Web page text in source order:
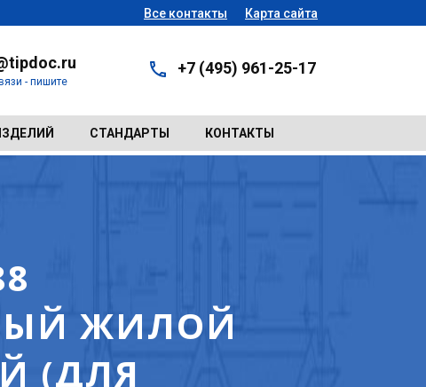
Все контакты Карта сайта
- пишите
+7 (495) 961-25-17
СТАНДАРТЫ КОНТАКТЫ
ЖИЛОЙ
(ДЛЯ